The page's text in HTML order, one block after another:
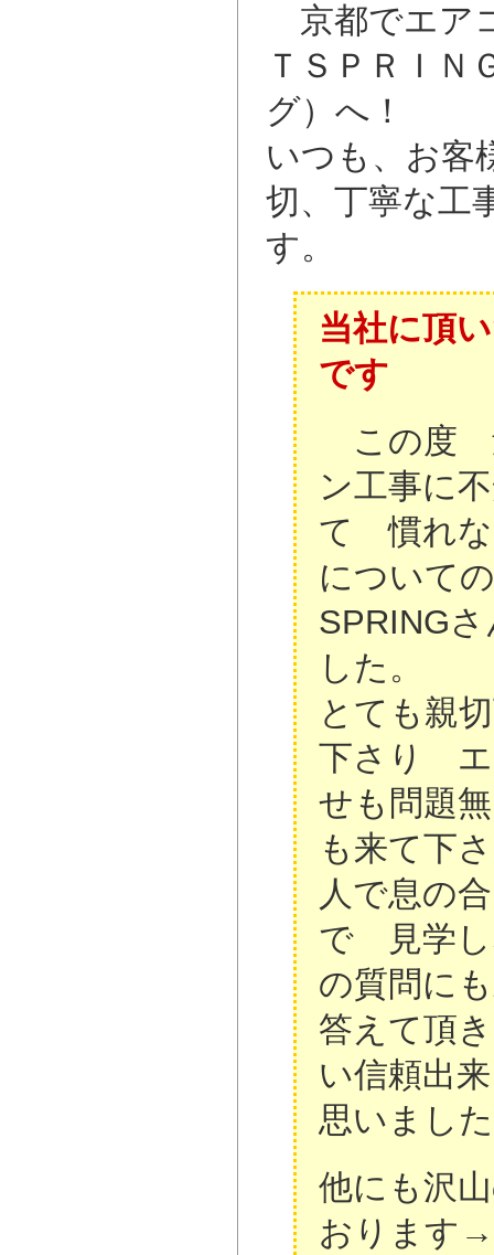
京都でエア
ＴＳＰＲＩＮ
グ）へ！
いつも、お客
切、丁寧な工
す。
当社に頂
です
この度
ン工事に
て 慣れな
について
SPRING
した。
とても親
下さり エ
せも問題
も来て下
人で息の
で 見学し
の質問に
答えて頂
い信頼出
思いまし
他にも沢
おります→